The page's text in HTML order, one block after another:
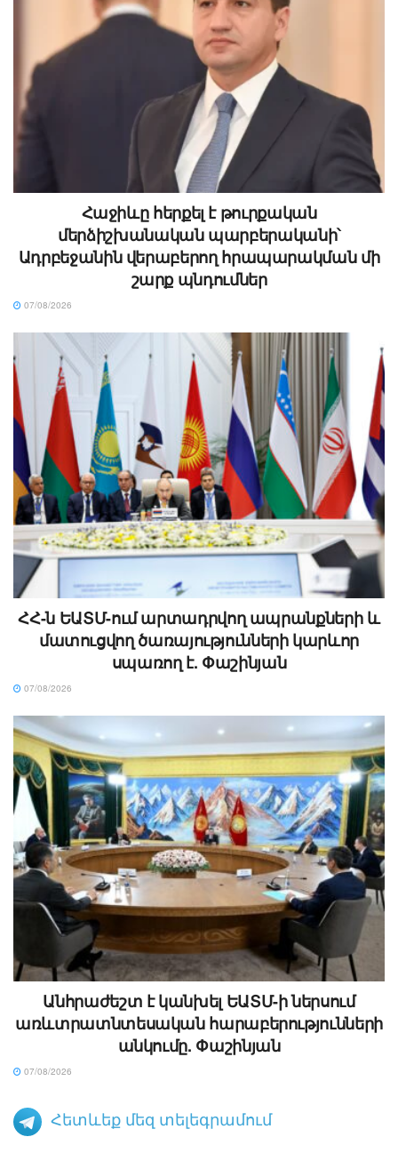
Հաջիևը հերքել է թուրքական
մերձիշխանական պարբերականի՝
Ադրբեջանին վերաբերող հրապարակման մի
շարք պնդումներ
07/08/2026
ՀՀ-ն ԵԱՏՄ-ում արտադրվող ապրանքների և
մատուցվող ծառայությունների կարևոր
սպառող է. Փաշինյան
07/08/2026
Անհրաժեշտ է կանխել ԵԱՏՄ-ի ներսում
առևտրատնտեսական հարաբերությունների
անկումը. Փաշինյան
07/08/2026
Հետևեք մեզ տելեգրամում